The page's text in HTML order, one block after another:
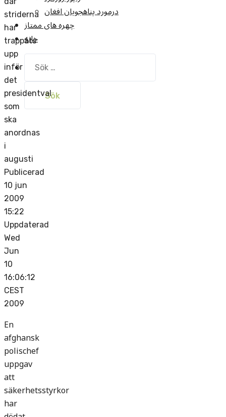
درمورد پناهجويان افغان
چهره های ممتاز
خانه
efter:
striderna
har
trappats
upp
inför
det
presidentval
som
ska
anordnas
i
augusti
Publicerad
10 jun
2009
15:22
Uppdaterad
Wed
Jun
10
16:06:12
CEST
2009
En
afghansk
polischef
uppgav
att
säkerhetsstyrkor
har